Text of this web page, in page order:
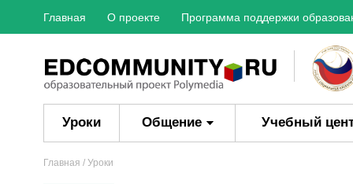
Главная О проекте Программа поддержки
Уроки Общение Учебный
Главная / Уроки